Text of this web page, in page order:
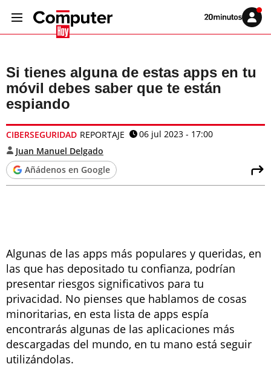
Volver
Iniciar
sesión
Si tienes alguna de estas apps en tu
móvil debes saber que te están
espiando
CIBERSEGURIDAD REPORTAJE
06 jul 2023 - 17:00
Juan Manuel Delgado
Añádenos en Google
Algunas de las apps más populares y queridas, en
las que has depositado tu confianza, podrían
presentar riesgos significativos para tu
privacidad. No pienses que hablamos de cosas
minoritarias, en esta lista de apps espía
encontrarás algunas de las aplicaciones más
descargadas del mundo, en tu mano está seguir
utilizándolas.